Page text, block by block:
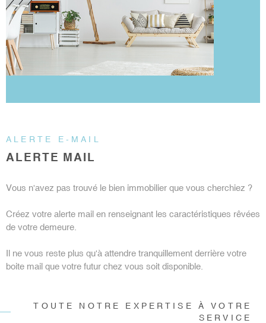
NOTRE
NOS
ALERTE E-MAIL
ALERTE MAIL
Vous n'avez pas trouvé le bien immobilier que vous cherchiez ?
Créez votre alerte mail en renseignant les caractéristiques rêvées
de votre demeure.
Il ne vous reste plus qu'à attendre tranquillement derrière votre
boite mail que votre futur chez vous soit disponible.
TOUTE NOTRE EXPERTISE À VOTRE
SERVICE